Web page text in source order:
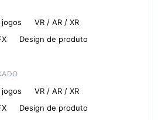
VR / AR / XR
Design de produto
VR / AR / XR
Design de produto